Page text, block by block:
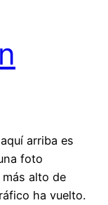
arriba es
foto
alto de
ha vuelto.